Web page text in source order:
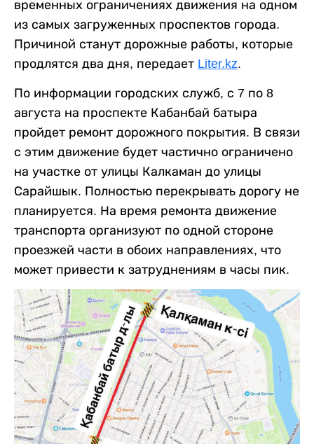
временных ограничениях движения на одном
из самых загруженных проспектов города.
Причиной станут дорожные работы, которые
продлятся два дня, передает Liter.kz.
По информации городских служб, с 7 по 8
августа на проспекте Кабанбай батыра
пройдет ремонт дорожного покрытия. В связи
с этим движение будет частично ограничено
на участке от улицы Калкаман до улицы
Сарайшык. Полностью перекрывать дорогу не
планируется. На время ремонта движение
транспорта организуют по одной стороне
проезжей части в обоих направлениях, что
может привести к затруднениям в часы пик.